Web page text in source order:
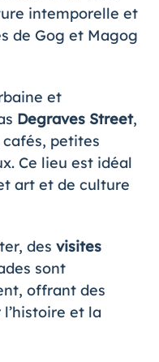
intemporelle et
de Gog et Magog
et
Degraves Street,
petites
Ce lieu est idéal
art et de culture
des visites
sont
offrant des
et la